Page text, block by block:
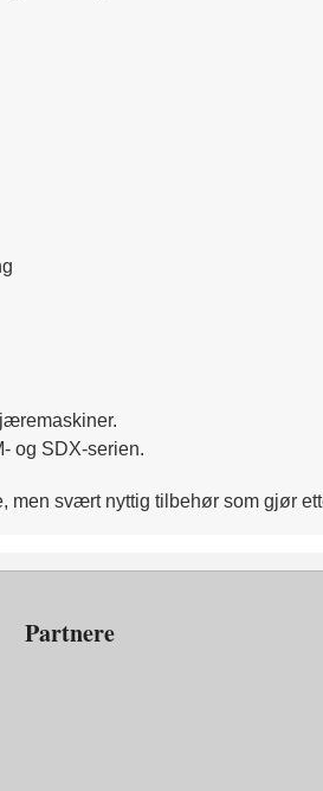
og SDX-serien.
men svært nyttig tilbehør som gjør
Partnere